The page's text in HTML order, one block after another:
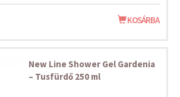
KOSÁRBA
New Line Shower Gel Gardenia
– Tusfürdő 250 ml